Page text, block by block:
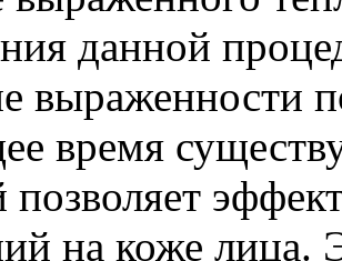
данной
выраженности
время
на коже лица.